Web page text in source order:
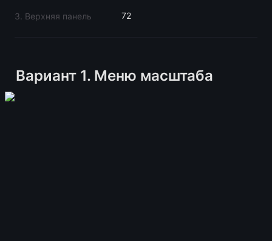
3. Верхняя панель 72
Вариант 1. Меню масштаба